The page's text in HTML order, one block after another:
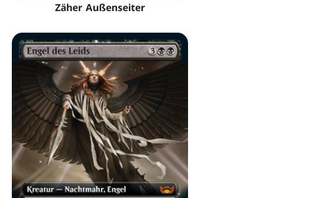
Zäher Außenseiter